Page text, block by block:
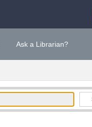
Ask a Librarian?